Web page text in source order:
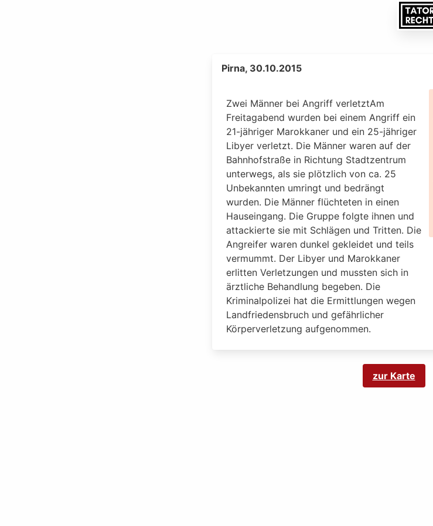
Pirna, 30.10.2015
Zwei Männer bei Angriff verletztAm
Freitagabend wurden bei einem Angriff ein
21-jähriger Marokkaner und ein 25-jähriger
Libyer verletzt. Die Männer waren auf der
Bahnhofstraße in Richtung Stadtzentrum
unterwegs, als sie plötzlich von ca. 25
Unbekannten umringt und bedrängt
wurden. Die Männer flüchteten in einen
Hauseingang. Die Gruppe folgte ihnen und
attackierte sie mit Schlägen und Tritten. Die
Angreifer waren dunkel gekleidet und teils
vermummt. Der Libyer und Marokkaner
erlitten Verletzungen und mussten sich in
ärztliche Behandlung begeben. Die
Kriminalpolizei hat die Ermittlungen wegen
Landfriedensbruch und gefährlicher
Körperverletzung aufgenommen.
zur Karte